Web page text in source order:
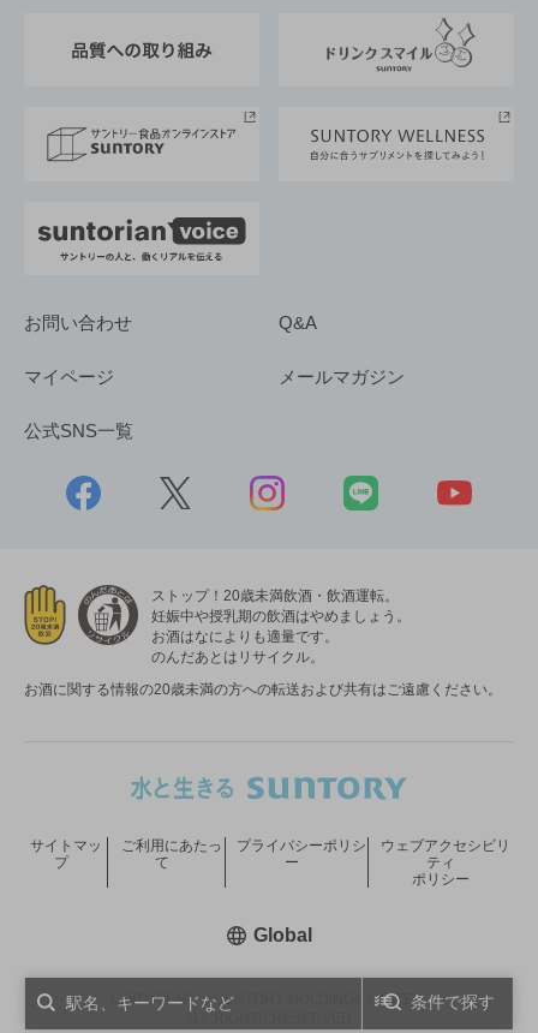
条件で探す
採用情報
お問い合わせ Q&A
マイページ メールマガジン
公式SNS一覧
ストップ！20歳未満飲酒・飲酒運転。
妊娠中や授乳期の飲酒はやめましょう。
お酒はなによりも適量です。
のんだあとはリサイクル。
お酒に関する情報の20歳未満の方への転送および共有はご遠慮ください。
COPYRIGHT © SUNTORY HOLDINGS LIMITED.
サイトマッ
プ
ご利用にあたっ
て
プライバシーポリシ
ー
ウェブアクセシビリ
ティ
ポリシー
Global新しいウィンドウで開く